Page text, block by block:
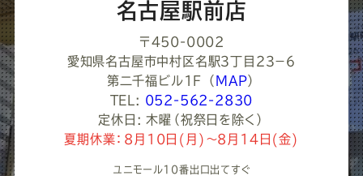
名古屋駅前店
〒450-0002
愛知県名古屋市中村区名駅３丁目２３−６
第二千福ビル1F
（ MAP）
TEL: 052-562-2830
定休日: 木曜（祝祭日を除く）
夏期休業：8月10日(月)～8月14日(金)
ユニモール10番出口出てすぐ